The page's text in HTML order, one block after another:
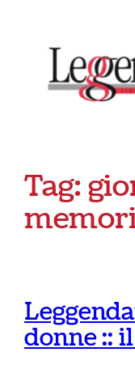
contenuto
Tag:
donne ::